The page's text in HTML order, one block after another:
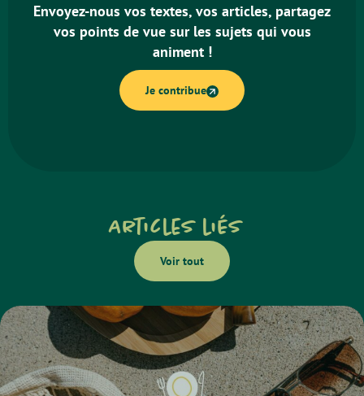
Envoyez-nous vos textes, vos articles, partagez
vos points de vue sur les sujets qui vous
animent !
Je contribue
Articles liés
Voir tout